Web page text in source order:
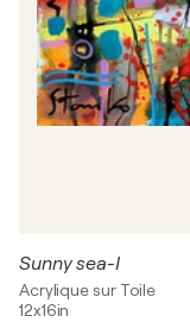
Sunny sea-I
Acrylique sur Toile
12x16in